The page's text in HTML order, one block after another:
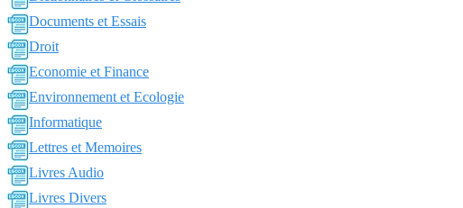
Documents et Essais
Droit
Economie et Finance
Environnement et Ecologie
Informatique
Lettres et Memoires
Livres Audio
Livres Divers